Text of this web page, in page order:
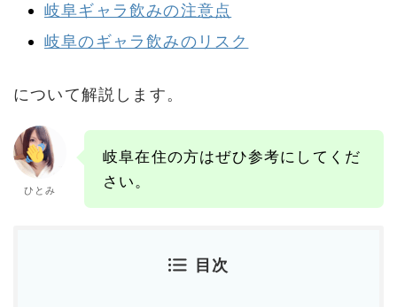
岐阜ギャラ飲みの注意点
岐阜のギャラ飲みのリスク
について解説します。
ひとみ
岐阜在住の方はぜひ参考にしてくだ
さい。
目次